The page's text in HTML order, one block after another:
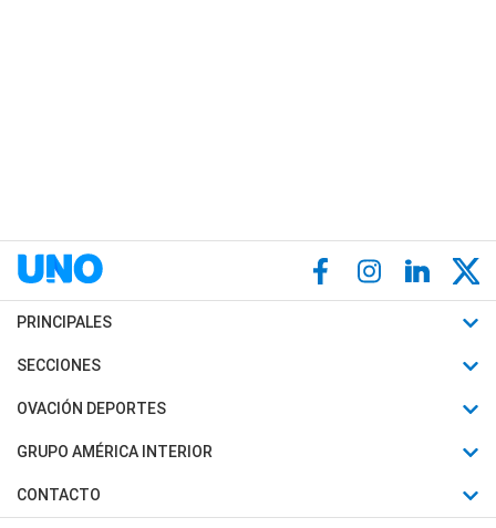
PRINCIPALES
Últimas Noticias
Política
Judiciales
SECCIONES
Horóscopo
Motores
Trucos caseros
OVACIÓN DEPORTES
Fútbol
Mundial
Automovilismo
GRUPO AMÉRICA INTERIOR
Canal 7 en Vivo
CONTACTO